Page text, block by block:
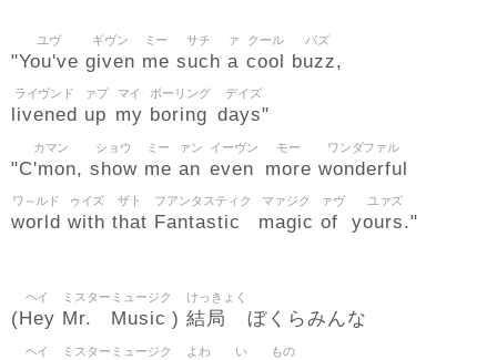
"You've
ユヴ
given
ギヴン
me
ミー
such
サチ
a
ァ
cool
クール
buzz,
バズ
livened
ライヴンド
up
ァプ
my
マイ
boring
ボーリング
days"
デイズ
"C'mon,
カマン
show
ショウ
me
ミー
an
ァン
even
イーヴン
more
モー
wonderful
ワンダファル
world
ワ～ルド
with
ゥイズ
that
ザト
Fantastic
フアンタスティク
magic
マァジク
of
ァヴ
yours."
ユァズ
( Hey
ヘイ
Mr.
ミスター
Music
ミュージク
) 結局
けっきょく
ぼくらみんな
ヘイ ミスター ミュージク よわ い もの